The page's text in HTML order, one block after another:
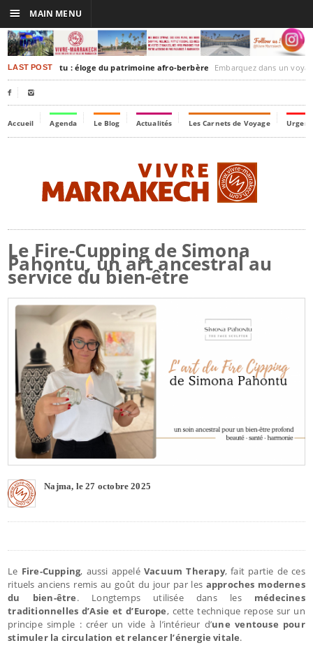
LAST POST
Timbuktu : éloge du patrimoine afro-berbère Embarquez dans un voyage culturel dans le temps,
 
Accueil Agenda Le Blog Actualités Les Carnets de Voyage
Le Fire-Cupping de Simona
Pahontu, un art ancestral au
service du bien-être
Najma, le 27 octobre 2025
Le Fire-Cupping, aussi appeléVacuum Therapy, fait partie de ces
rituels anciens remis au goût du jour par les approches modernes
du bien-être. Longtemps utilisée dans les médecines
traditionnelles d’Asie et d’Europe, cette technique repose sur un
principe simple : créer un vide à l’intérieur d’une ventouse pour
stimuler la circulation et relancer l’énergie vitale.
☰ MAIN MENU